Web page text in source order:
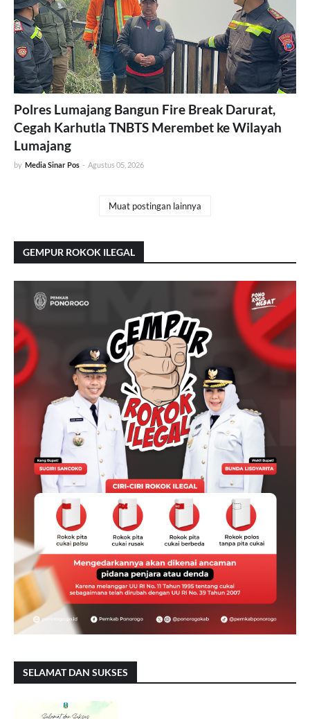
Polres Lumajang Bangun Fire Break Darurat,
Cegah Karhutla TNBTS Merembet ke Wilayah
Lumajang
by Media Sinar Pos - Agustus 05, 2026
Muat postingan lainnya
GEMPUR ROKOK ILEGAL
SELAMAT DAN SUKSES